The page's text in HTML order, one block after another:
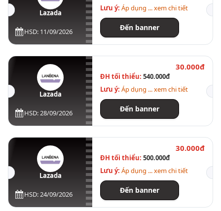
Lazada
HSD: 11/09/2026
Lưu ý: Áp dụng ... xem chi tiết
Đến banner
Lazada
HSD: 28/09/2026
30.000đ
ĐH tối thiểu: 540.000đ
Lưu ý: Áp dụng ... xem chi tiết
Đến banner
Lazada
HSD: 24/09/2026
30.000đ
ĐH tối thiểu: 500.000đ
Lưu ý: Áp dụng ... xem chi tiết
Đến banner